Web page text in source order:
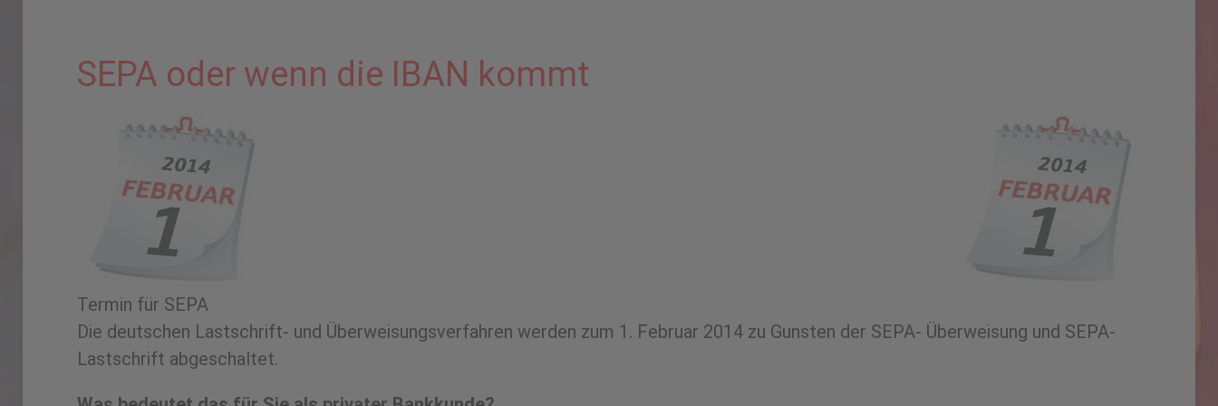
SEPA oder wenn die IBAN kommt
Termin für SEPA
Die deutschen Lastschrift- und Überweisungsverfahren werden zum 1. Februar 2014 zu Gunsten der SEPA- Überweisung und SEPA-
Lastschrift abgeschaltet.